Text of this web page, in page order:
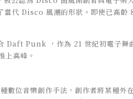
當代 Disco 風潮的形狀。即使已高
Daft Punk ，作為 21 世紀初電子舞
高峰。
位音樂創作手法，創作者將某種外